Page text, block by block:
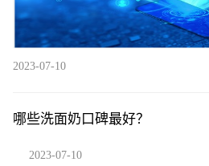
2023-07-10
哪些洗面奶口碑最好？
2023-07-10